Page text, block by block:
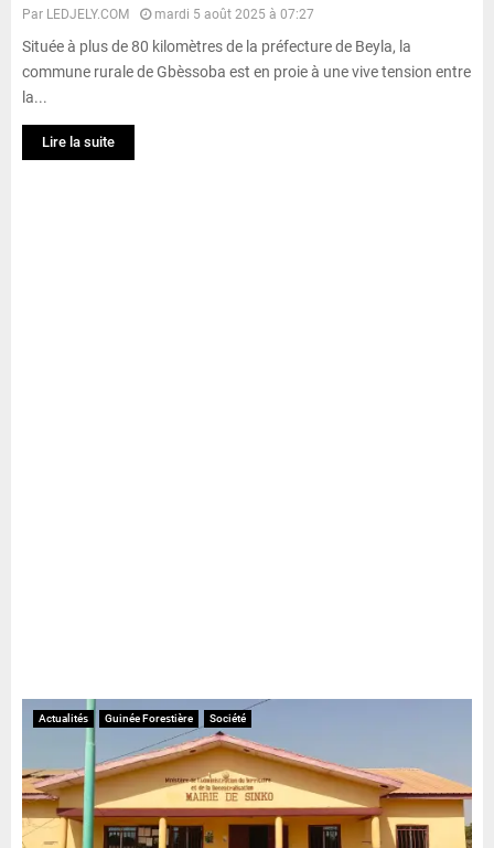
Par LEDJELY.COM mardi 5 août 2025 à 07:27
Située à plus de 80 kilomètres de la préfecture de Beyla, la
commune rurale de Gbèssoba est en proie à une vive tension entre
la...
Lire la suite
Actualités Guinée Forestière Société